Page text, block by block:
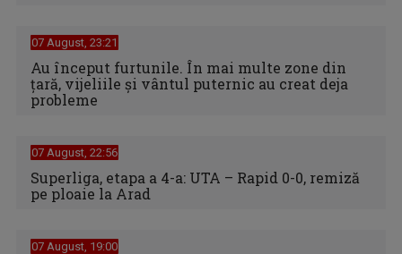
07 August, 23:21
Au început furtunile. În mai multe zone din
țară, vijeliile și vântul puternic au creat deja
probleme
07 August, 22:56
Superliga, etapa a 4-a: UTA – Rapid 0-0, remiză
pe ploaie la Arad
07 August, 19:00